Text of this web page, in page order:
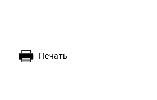
Печать